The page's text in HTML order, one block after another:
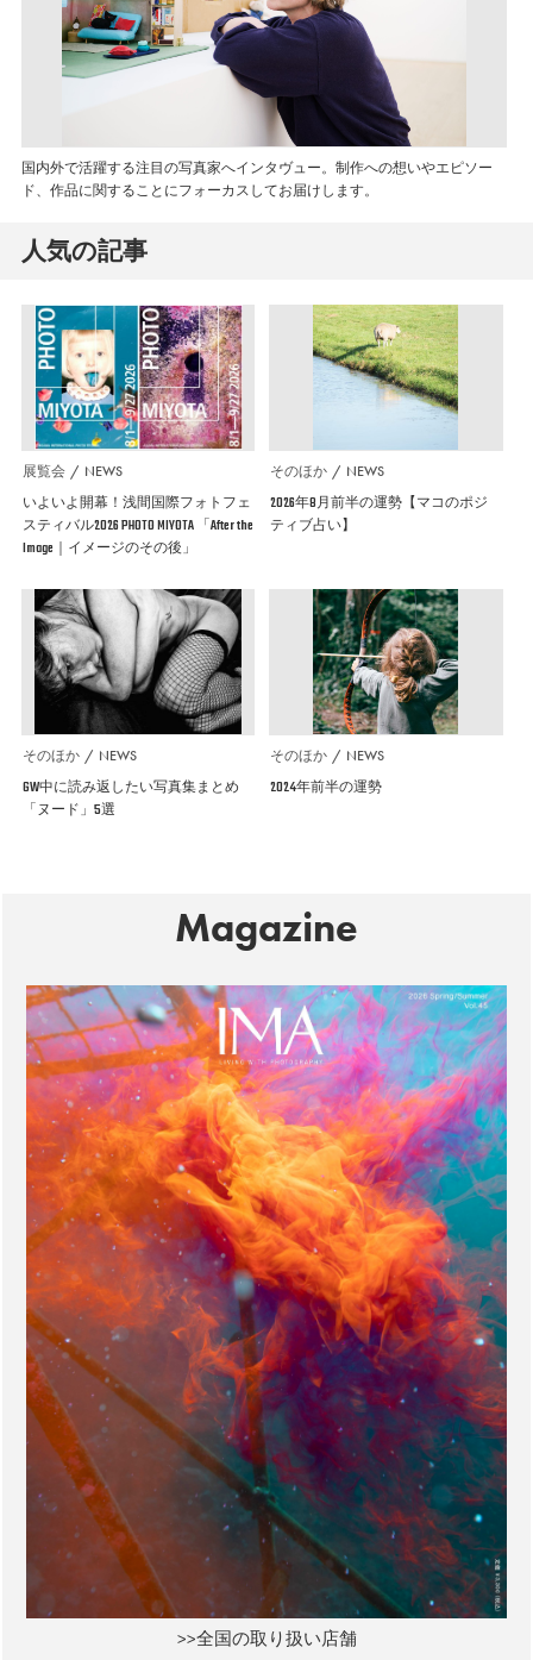
国内外で活躍する注目の写真家へインタヴュー。制作への想いやエピソー
ド、作品に関することにフォーカスしてお届けします。
人気の記事
展覧会 NEWS
いよいよ開幕！浅間国際フォトフェ
スティバル2026 PHOTO MIYOTA 「After the
Image｜イメージのその後」
そのほか NEWS
2026年8月前半の運勢【マコのポジ
ティブ占い】
そのほか NEWS
GW中に読み返したい写真集まとめ
「ヌード」5選
そのほか NEWS
2024年前半の運勢
Magazine
>>全国の取り扱い店舗